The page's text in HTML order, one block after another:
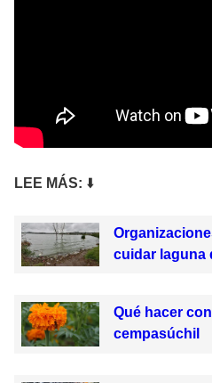
LEE MÁS: ⬇️
cuidar laguna
Qué hacer
cempasúchil